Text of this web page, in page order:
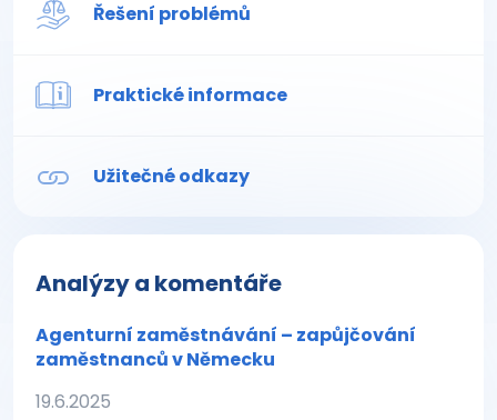
Řešení problémů
Praktické informace
Užitečné odkazy
Analýzy a komentáře
Agenturní zaměstnávání – zapůjčování
zaměstnanců v Německu
19.6.2025